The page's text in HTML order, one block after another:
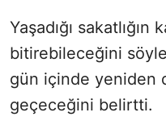
Yaşadığı
bitirebileceğini
gün içinde yeniden
geçeceğini belirtti.